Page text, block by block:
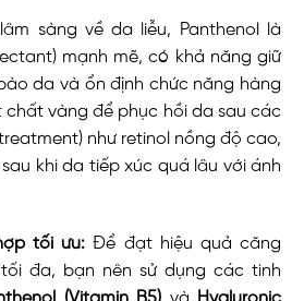
sàng về da liễu, Panthenol là
mạnh mẽ, có khả năng giữ
da và ổn định chức năng hàng
vàng để phục hồi da sau các
như retinol nồng độ cao,
khi da tiếp xúc quá lâu với ánh
tối ưu: Để đạt hiệu quả căng
đa, bạn nên sử dụng các tinh
(Vitamin B5) và Hyaluronic